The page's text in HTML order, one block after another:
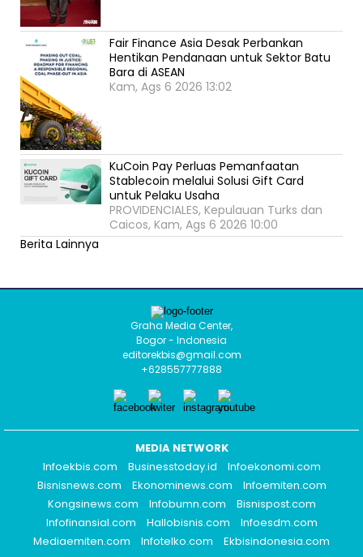
Fair Finance Asia Desak Perbankan
Hentikan Pendanaan untuk Sektor Batu
Bara di ASEAN
Kam, Ags 6 2026 13:02
KuCoin Pay Perluas Pemanfaatan
Stablecoin melalui Solusi Gift Card
untuk Pelaku Usaha
PROVIDENCIALES, Kepulauan Turks dan
Caicos, Kam, Ags 6 2026 10:00
Berita Lainnya
Graha Media Center,
Bogor - Indonesia
editorekbis@gmail.com
+628557777888
MEDIA NETWORK
Infoekbis.com
Businesstoday.id
Infoekonomi.com
Bisnisnews.com
Ekonominews.com
Infoemiten.com
Kongsinews.com
Infobumn.com
Bisnispost.com
Infofinansial.com
Hallobisnis.com
Infoesdm.com
Mediaemiten.com
Infotelko.com Ekbisindonesia.com